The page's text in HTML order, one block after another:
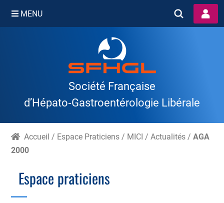
Skip
MENU
Société Française
d’Hépato‑Gastroentérologie Libérale
Accueil / Espace Praticiens / MICI /Actualités /AGA
2000
Espace praticiens